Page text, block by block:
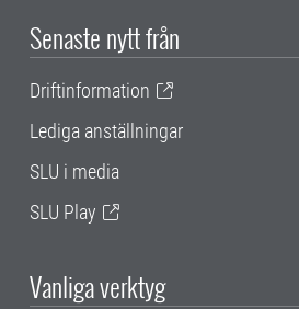
Senaste nytt från
Driftinformation
Lediga anställningar
SLU i media
SLU Play
Vanliga verktyg